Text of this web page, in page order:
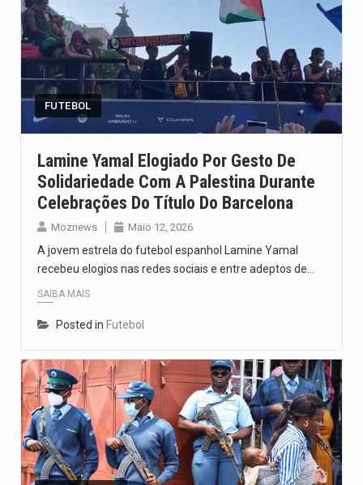
FUTEBOL
Lamine Yamal Elogiado Por Gesto De
Solidariedade Com A Palestina Durante
Celebrações Do Título Do Barcelona
Moznews Maio 12, 2026
A jovem estrela do futebol espanhol Lamine Yamal
recebeu elogios nas redes sociais e entre adeptos de…
SAIBA MAIS
Posted in Futebol